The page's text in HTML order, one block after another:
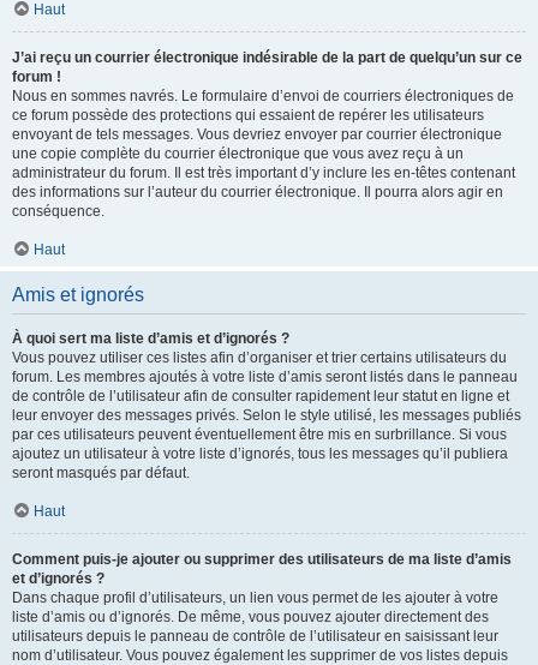
Haut
J’ai reçu un courrier électronique indésirable de la part de quelqu’un sur ce
forum !
Nous en sommes navrés. Le formulaire d’envoi de courriers électroniques de
ce forum possède des protections qui essaient de repérer les utilisateurs
envoyant de tels messages. Vous devriez envoyer par courrier électronique
une copie complète du courrier électronique que vous avez reçu à un
administrateur du forum. Il est très important d’y inclure les en-têtes contenant
des informations sur l’auteur du courrier électronique. Il pourra alors agir en
conséquence.
Haut
Amis et ignorés
À quoi sert ma liste d’amis et d’ignorés ?
Vous pouvez utiliser ces listes afin d’organiser et trier certains utilisateurs du
forum. Les membres ajoutés à votre liste d’amis seront listés dans le panneau
de contrôle de l’utilisateur afin de consulter rapidement leur statut en ligne et
leur envoyer des messages privés. Selon le style utilisé, les messages publiés
par ces utilisateurs peuvent éventuellement être mis en surbrillance. Si vous
ajoutez un utilisateur à votre liste d’ignorés, tous les messages qu’il publiera
seront masqués par défaut.
Haut
Comment puis-je ajouter ou supprimer des utilisateurs de ma liste d’amis
et d’ignorés ?
Dans chaque profil d’utilisateurs, un lien vous permet de les ajouter à votre
liste d’amis ou d’ignorés. De même, vous pouvez ajouter directement des
utilisateurs depuis le panneau de contrôle de l’utilisateur en saisissant leur
nom d’utilisateur. Vous pouvez également les supprimer de vos listes depuis